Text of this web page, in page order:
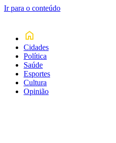
Ir para o conteúdo
Cidades
Política
Saúde
Esportes
Cultura
Opinião